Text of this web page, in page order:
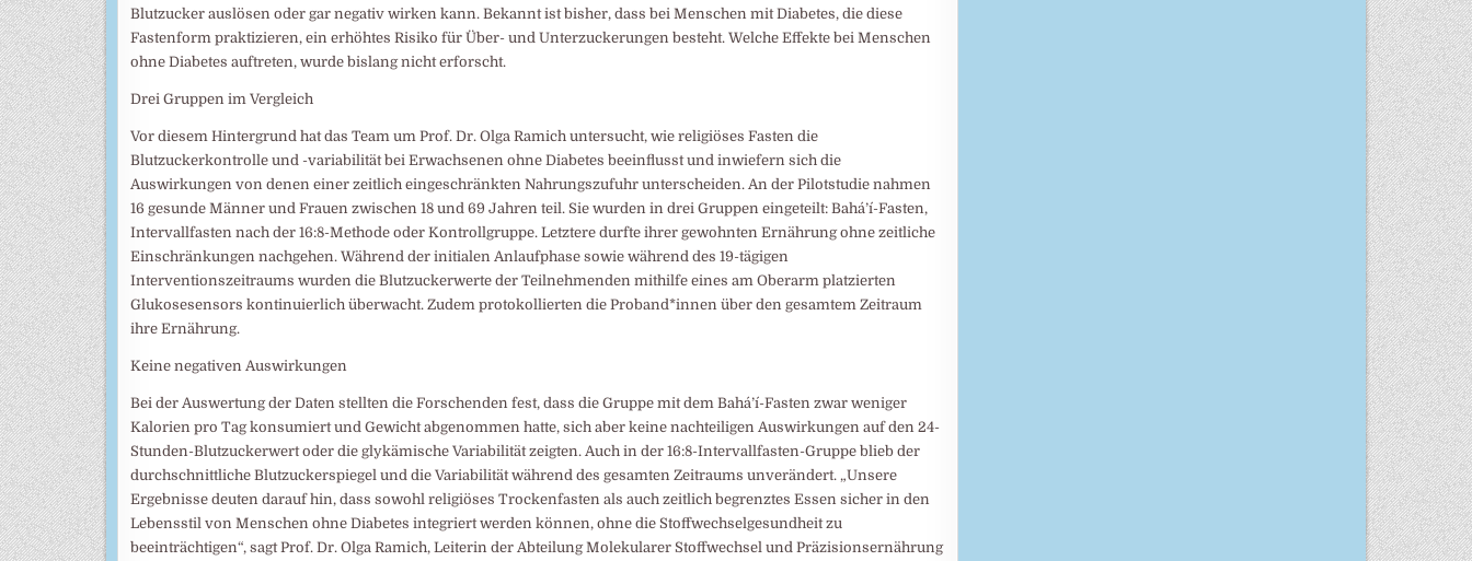
Blutzucker auslösen oder gar negativ wirken kann. Bekannt ist bisher, dass bei Menschen mit Diabetes, die diese
Fastenform praktizieren, ein erhöhtes Risiko für Über- und Unterzuckerungen besteht. Welche Effekte bei Menschen
ohne Diabetes auftreten, wurde bislang nicht erforscht.
Drei Gruppen im Vergleich
Vor diesem Hintergrund hat das Team um Prof. Dr. Olga Ramich untersucht, wie religiöses Fasten die
Blutzuckerkontrolle und -variabilität bei Erwachsenen ohne Diabetes beeinflusst und inwiefern sich die
Auswirkungen von denen einer zeitlich eingeschränkten Nahrungszufuhr unterscheiden. An der Pilotstudie nahmen
16 gesunde Männer und Frauen zwischen 18 und 69 Jahren teil. Sie wurden in drei Gruppen eingeteilt: Bahá’í-Fasten,
Intervallfasten nach der 16:8-Methode oder Kontrollgruppe. Letztere durfte ihrer gewohnten Ernährung ohne zeitliche
Einschränkungen nachgehen. Während der initialen Anlaufphase sowie während des 19-tägigen
Interventionszeitraums wurden die Blutzuckerwerte der Teilnehmenden mithilfe eines am Oberarm platzierten
Glukosesensors kontinuierlich überwacht. Zudem protokollierten die Proband*innen über den gesamtem Zeitraum
ihre Ernährung.
Keine negativen Auswirkungen
Bei der Auswertung der Daten stellten die Forschenden fest, dass die Gruppe mit dem Bahá’í-Fasten zwar weniger
Kalorien pro Tag konsumiert und Gewicht abgenommen hatte, sich aber keine nachteiligen Auswirkungen auf den 24-
Stunden-Blutzuckerwert oder die glykämische Variabilität zeigten. Auch in der 16:8-Intervallfasten-Gruppe blieb der
durchschnittliche Blutzuckerspiegel und die Variabilität während des gesamten Zeitraums unverändert. „Unsere
Ergebnisse deuten darauf hin, dass sowohl religiöses Trockenfasten als auch zeitlich begrenztes Essen sicher in den
Lebensstil von Menschen ohne Diabetes integriert werden können, ohne die Stoffwechselgesundheit zu
beeinträchtigen“, sagt Prof. Dr. Olga Ramich, Leiterin der Abteilung Molekularer Stoffwechsel und Präzisionsernährung